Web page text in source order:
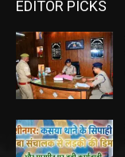
EDITOR PICKS